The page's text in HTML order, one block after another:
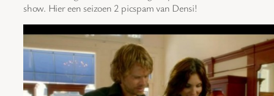
show. Hier een seizoen 2 picspam van Densi!